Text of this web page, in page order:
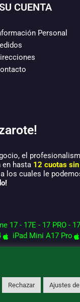
CUENTA
Personal
el
hasta 12 cuotas
los cuales le
17 - 17E - 17 PRO -
iPad Mini A17 Pro
Rechazar Ajustes